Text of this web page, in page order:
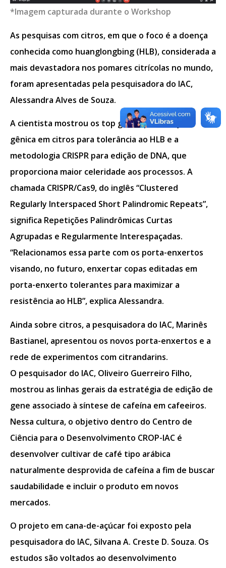
*Imagem capturada durante o Workshop
As pesquisas com citros, em que o foco é a doença
conhecida como huanglongbing (HLB), considerada a
mais devastadora nos pomares citrícolas no mundo,
foram apresentadas pela pesquisadora do IAC,
Alessandra Alves de Souza.
A cientista mostrou os top genes para edição
gênica em citros para tolerância ao HLB e a
metodologia CRISPR para edição de DNA, que
proporciona maior celeridade aos processos. A
chamada CRISPR/Cas9, do inglês “Clustered
Regularly Interspaced Short Palindromic Repeats”,
significa Repetições Palindrômicas Curtas
Agrupadas e Regularmente Interespaçadas.
“Relacionamos essa parte com os porta-enxertos
visando, no futuro, enxertar copas editadas em
porta-enxerto tolerantes para maximizar a
resistência ao HLB”, explica Alessandra.
Ainda sobre citros, a pesquisadora do IAC, Marinês
Bastianel, apresentou os novos porta-enxertos e a
rede de experimentos com citrandarins.
O pesquisador do IAC, Oliveiro Guerreiro Filho,
mostrou as linhas gerais da estratégia de edição de
gene associado à síntese de cafeína em cafeeiros.
Nessa cultura, o objetivo dentro do Centro de
Ciência para o Desenvolvimento CROP-IAC é
desenvolver cultivar de café tipo arábica
naturalmente desprovida de cafeína a fim de buscar
saudabilidade e incluir o produto em novos
mercados.
O projeto em cana-de-açúcar foi exposto pela
pesquisadora do IAC, Silvana A. Creste D. Souza. Os
estudos são voltados ao desenvolvimento